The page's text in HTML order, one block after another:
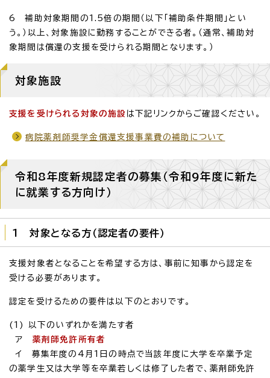
6 補助対象期間の1.5倍の期間（以下「補助条件期間」とい
う。）以上、対象施設に勤務することができる者。（通常、補助対
象期間は償還の支援を受けられる期間となります。）
対象施設
支援を受けられる対象の施設 は下記リンクからご確認ください。
病院薬剤師奨学金償還支援事業費の補助について
令和8年度新規認定者の募集（令和9年度に新た
に就業する方向け）
1 対象となる方（認定者の要件）
支援対象者となることを希望する方は、事前に知事から認定を
受ける必要があります。
認定を受けるための要件は以下のとおりです。
(1) 以下のいずれかを満たす者
ア 薬剤師免許所有者
イ 募集年度の4月1日の時点で当該年度に大学を卒業予定
の薬学生又は大学等を卒業若しくは修了した者で、薬剤師免許